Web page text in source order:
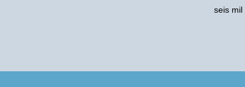
seis